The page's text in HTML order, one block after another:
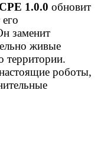
1.0.0 обновит
заменит
живые
территории.
роботы,